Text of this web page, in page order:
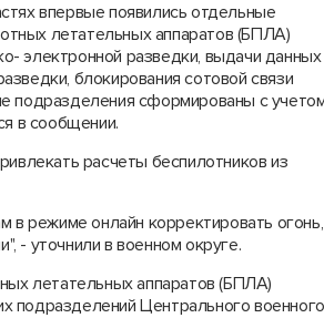
впервые появились отдельные
летательных аппаратов (БПЛА)
электронной разведки, выдачи данных
блокирования сотовой связи
подразделения сформированы с
в сообщении.
расчеты беспилотников из
в режиме онлайн корректировать огонь,
- уточнили в военном округе.
летательных аппаратов (БПЛА)
подразделений Центрального военного